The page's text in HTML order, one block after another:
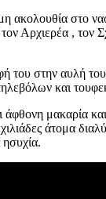
ακολουθία στο
Αρχιερέα , τον
του στην αυλή
και
μακαρία
άτομα
ησυχία.